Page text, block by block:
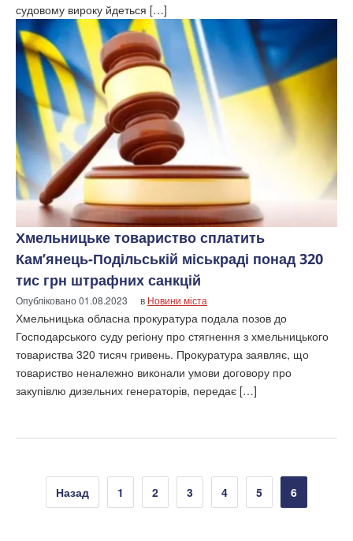
судовому вироку йдеться […]
Хмельницьке товариство сплатить
Кам’янець-Подільській міськраді понад 320
тис грн штрафних санкцій
Опубліковано01.08.2023 в Новини міста
Хмельницька обласна прокуратура подала позов до
Господарського суду регіону про стягнення з хмельницького
товариства 320 тисяч гривень. Прокуратура заявляє, що
товариство неналежно виконали умови договору про
закупівлю дизельних генераторів, передає […]
Пагінація
записів
Назад 1 2 3 4 5 6